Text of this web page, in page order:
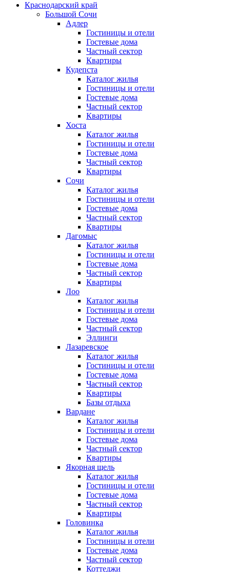
Краснодарский край
Большой Сочи
Адлер
Гостиницы и отели
Гостевые дома
Частный сектор
Квартиры
Кудепста
Каталог жилья
Гостиницы и отели
Гостевые дома
Частный сектор
Квартиры
Хоста
Каталог жилья
Гостиницы и отели
Гостевые дома
Частный сектор
Квартиры
Сочи
Каталог жилья
Гостиницы и отели
Гостевые дома
Частный сектор
Квартиры
Дагомыс
Каталог жилья
Гостиницы и отели
Гостевые дома
Частный сектор
Квартиры
Лоо
Каталог жилья
Гостиницы и отели
Гостевые дома
Частный сектор
Эллинги
Лазаревское
Каталог жилья
Гостиницы и отели
Гостевые дома
Частный сектор
Квартиры
Базы отдыха
Вардане
Каталог жилья
Гостиницы и отели
Гостевые дома
Частный сектор
Квартиры
Якорная щель
Каталог жилья
Гостиницы и отели
Гостевые дома
Частный сектор
Квартиры
Головинка
Каталог жилья
Гостиницы и отели
Гостевые дома
Частный сектор
Коттеджи